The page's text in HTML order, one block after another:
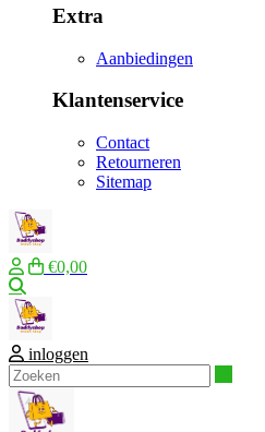
Extra
Aanbiedingen
Klantenservice
Contact
Retourneren
Sitemap
€0,00
inloggen